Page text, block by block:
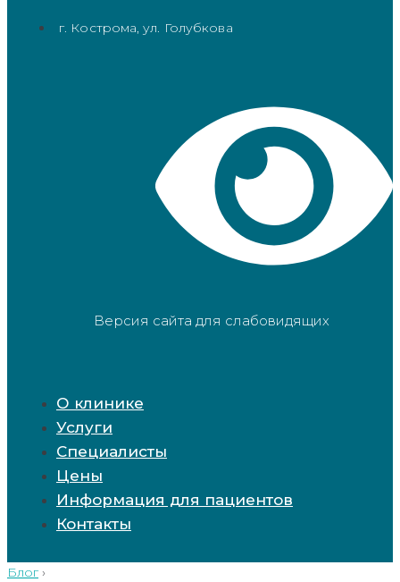
г. Кострома, ул. Голубкова
Версия сайта для слабовидящих
О клинике
Услуги
Специалисты
Цены
Информация для пациентов
Контакты
Блог ›